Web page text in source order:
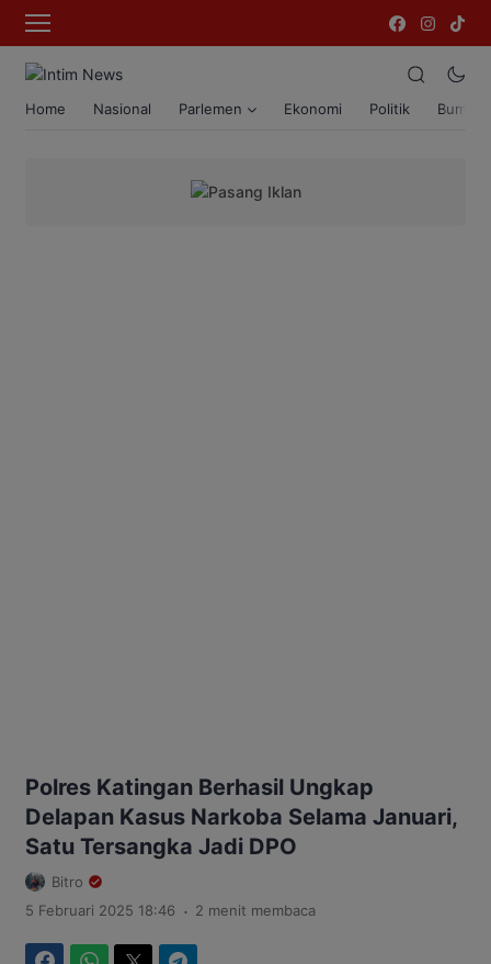
Home Nasional Parlemen Ekonomi Politik Bumi
Polres Katingan Berhasil Ungkap
Delapan Kasus Narkoba Selama Januari,
Satu Tersangka Jadi DPO
Bitro
5 Februari 2025 18:46 . 2 menit membaca